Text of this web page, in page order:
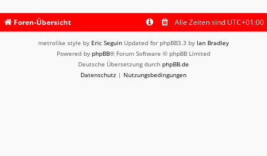
Foren-Übersicht Alle Zeiten sind UTC+01:00
metrolike style by Eric Seguin Updated for phpBB3.3 by Ian Bradley
Powered by phpBB® Forum Software © phpBB Limited
Deutsche Übersetzung durch phpBB.de
Datenschutz | Nutzungsbedingungen